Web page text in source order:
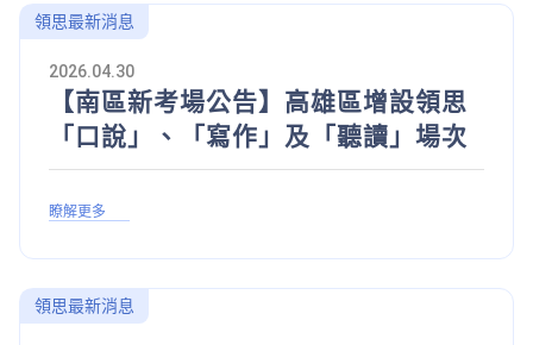
2026.04.30
【南區新考場公告】高雄區增設領思
「口說」、「寫作」及「聽讀」場次
瞭解更多
領思最新消息
領思最新消息